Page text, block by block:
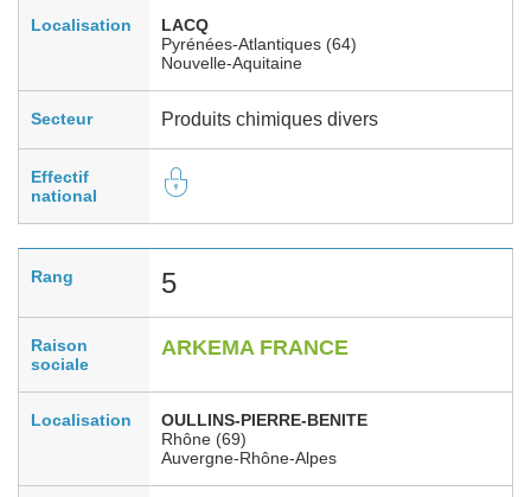
Localisation
LACQ
Pyrénées-Atlantiques (64)
Nouvelle-Aquitaine
Secteur Produits chimiques divers
Effectif
national
Rang 5
Raison
sociale
ARKEMA FRANCE
Localisation
OULLINS-PIERRE-BENITE
Rhône (69)
Auvergne-Rhône-Alpes